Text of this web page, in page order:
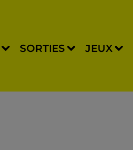
SORTIES JEUX